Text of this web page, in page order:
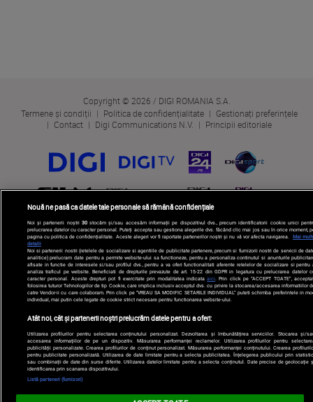
Copyright © 2026 / DIGI ROMANIA S.A.
Termene și condiții
Politica de confidențialitate
Gestionați preferințele
Contact
Digi Communications N.V. Principii editoriale
Nouă ne pasă ca datele tale personale să rămână confidențiale
Noi și partenerii noștri 30stocăm și/sau accesăm informații pe dispozitivul dvs., precum identificatorii cookie unici
prelucrarea datelor cu caracter personal. Puteți accepta sau gestiona alegerile dvs. făcând clic mai jos sau în orice moment,
pagina cu politica de confidențialitate. Aceste alegeri vor fi raportate partenerilor noștri și nu vă vor afecta navigarea.
Mai
detalii
Noi si partenerii nostri (retelele de socializare si agentiile de publicitate partenere, precum si furnizorii nostri de servicii de
analitice) prelucram date pentru a permite website-ului sa functioneze, pentru a personaliza continutul si anunturile
afisate in functie de interesele si/sau profilul dvs., pentru a va oferi functionalitati aferente retelelor de socializare si pentru
analiza traficul pe website. Beneficiati de drepturile prevazute de art. 15-22 din GDPR in legatura cu prelucrarea datelor
caracter personal. Aceste drepturi pot fi exercitate prin modalitatea indicataaici . Prin click pe “ACCEPT TOATE”,
folosirea tuturor Tehnologiilor de tip Cookie, care implica inclusiv acceptul dvs. cu privire la stocarea/accesarea informatiilor
catre Vendor-ii cu care colaboram. Prin click pe “VREAU SA MODIFIC SETARILE INDIVIDUAL” puteti schimba preferintele in
individual, mai putin cele legate de cookie strict necesare pentru functionarea website-ului.
Atât noi, cât și partenerii noștri prelucrăm datele pentru a oferi:
Utilizarea profilurilor pentru selectarea conținutului personalizat. Dezvoltarea și îmbunătățirea serviciilor. Stocarea și/
accesarea informațiilor de pe un dispozitiv. Măsurarea performanței reclamelor. Utilizarea profilurilor pentru
publicității personalizate. Crearea profilurilor de conținut personalizat. Măsurarea performanței conținutului. Crearea
pentru publicitate personalizată. Utilizarea de date limitate pentru a selecta publicitatea. Înțelegerea publicului prin
sau combinații de date din surse diferite. Utilizarea datelor limitate pentru a selecta conținutul. Date precise de geolocație
identificarea prin scanarea dispozitivului.
Listă parteneri (furnizori)